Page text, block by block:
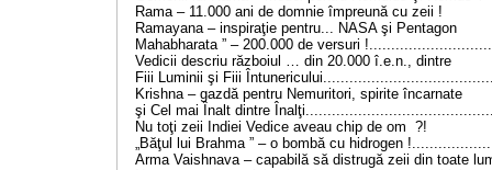
Rama – 11.000 ani de domnie
Ramayana – inspiraţie pentru... NASA şi
Mahabharata ” – 200.000 de versuri
Vedicii descriu războiul … din 20.000
Fiii Luminii şi Fiii
Krishna – gazdă pentru Nemuritori, spirite încarnate
şi Cel mai Înalt dintre
Nu toţi zeii Indiei Vedice aveau chip de om ?!
„Băţul lui Brahma ” – o bombă cu hidrogen
Arma Vaishnava – capabilă să distrugă zeii din